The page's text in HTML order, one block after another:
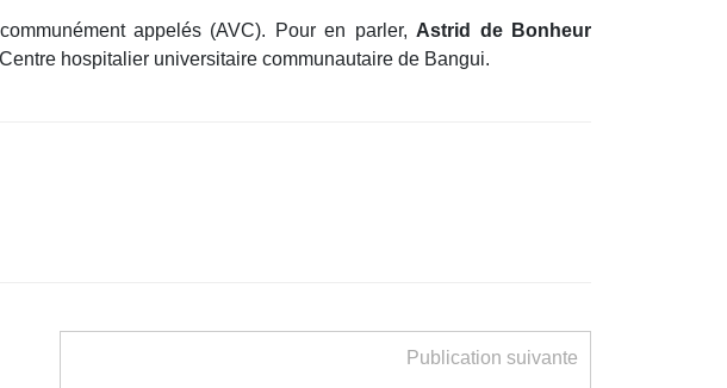
appelés (AVC). Pour en parler, Astrid de Bonheur
hospitalier universitaire communautaire de Bangui.
Publication suivante